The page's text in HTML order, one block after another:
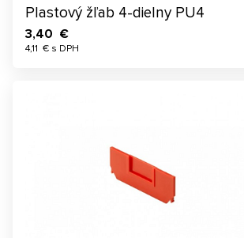
Plastový žľab 4-dielny PU4
3,40 €
4,11 € s DPH